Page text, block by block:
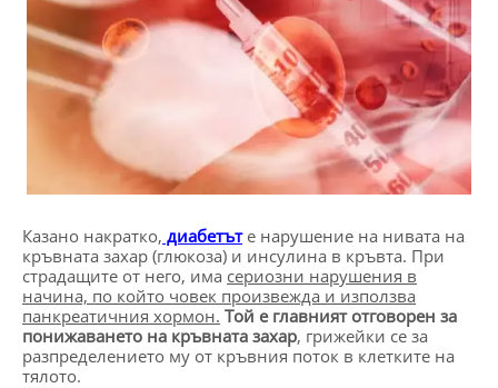
Казано накратко, диабетъте нарушение на нивата на
кръвната захар (глюкоза) и инсулина в кръвта. При
страдащите от него, има сериозни нарушения в
начина, по който човек произвежда и използва
панкреатичния хормон. Той е главният отговорен за
понижаването на кръвната захар, грижейки се за
разпределението му от кръвния поток в клетките на
тялото.